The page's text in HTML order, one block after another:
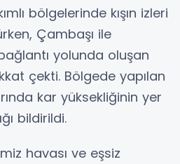
bölgelerinde kışın izleri
Çambaşı ile
yolunda oluşan
çekti. Bölgede yapılan
kar yüksekliğinin yer
bildirildi.
havası ve eşsiz